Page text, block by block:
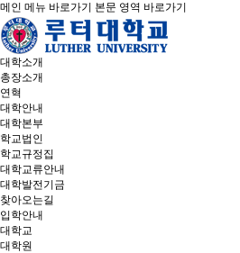
메인 메뉴 바로가기 본문 영역 바로가기
대학소개
총장소개
연혁
대학안내
대학본부
학교법인
학교규정집
대학교류안내
대학발전기금
찾아오는길
입학안내
대학교
대학원